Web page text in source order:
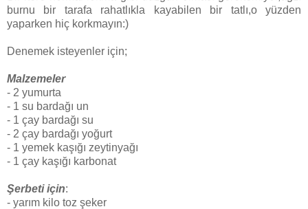
burnu bir tarafa rahatlıkla kayabilen bir tatlı,o yüzden
yaparken hiç korkmayın:)
Denemek isteyenler için;
Malzemeler
- 2 yumurta
- 1 su bardağı un
- 1 çay bardağı su
- 2 çay bardağı yoğurt
- 1 yemek kaşığı zeytinyağı
- 1 çay kaşığı karbonat
Şerbeti için:
- yarım kilo toz şeker